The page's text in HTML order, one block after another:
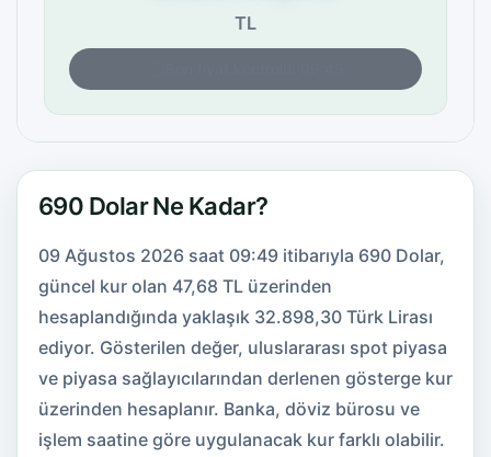
TL
690 Dolar Ne Kadar?
09 Ağustos 2026 saat 09:49 itibarıyla 690 Dolar,
güncel kur olan 47,68 TL üzerinden
hesaplandığında yaklaşık 32.898,30 Türk Lirası
ediyor. Gösterilen değer, uluslararası spot piyasa
ve piyasa sağlayıcılarından derlenen gösterge kur
üzerinden hesaplanır. Banka, döviz bürosu ve
işlem saatine göre uygulanacak kur farklı olabilir.